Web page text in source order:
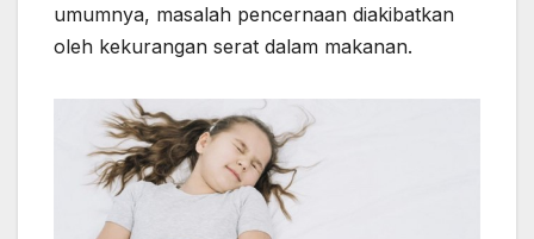
umumnya, masalah pencernaan diakibatkan
oleh kekurangan serat dalam makanan.